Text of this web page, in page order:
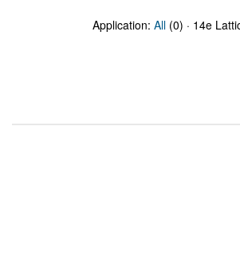
Application: All (0) · 14e